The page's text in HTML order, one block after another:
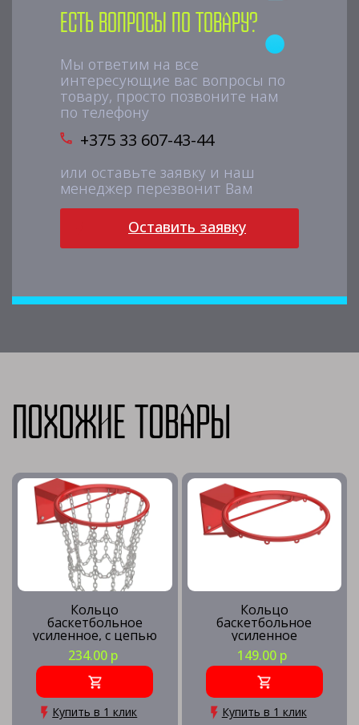
Есть вопросы по товару?
Мы ответим на все
интересующие вас вопросы по
товару, просто позвоните нам
по телефону
+375 33 607-43-44
или оставьте заявку и наш
менеджер перезвонит Вам
Оставить заявку
Похожие товары
Кольцо
баскетбольное
усиленное, с цепью
234.00 р
Купить в 1 клик
Кольцо
баскетбольное
усиленное
149.00 р
Купить в 1 клик